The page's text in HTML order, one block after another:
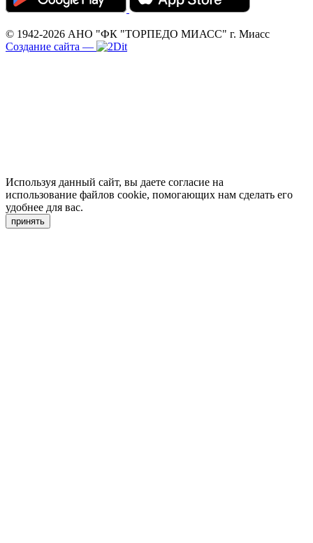
© 1942-2026 АНО "ФК "ТОРПЕДО МИАСС" г. Миасс
Создание сайта —
Используя данный сайт, вы даете согласие на
использование файлов cookie, помогающих нам сделать его
удобнее для вас.
принять